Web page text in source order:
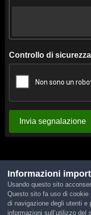
Controllo di sicurezza
Invia segnalazione
Lingua
Informazioni
Usando questo sito
Questo sito fa uso di cookie
di navigazione degli utenti e
informazioni sull’utilizzo